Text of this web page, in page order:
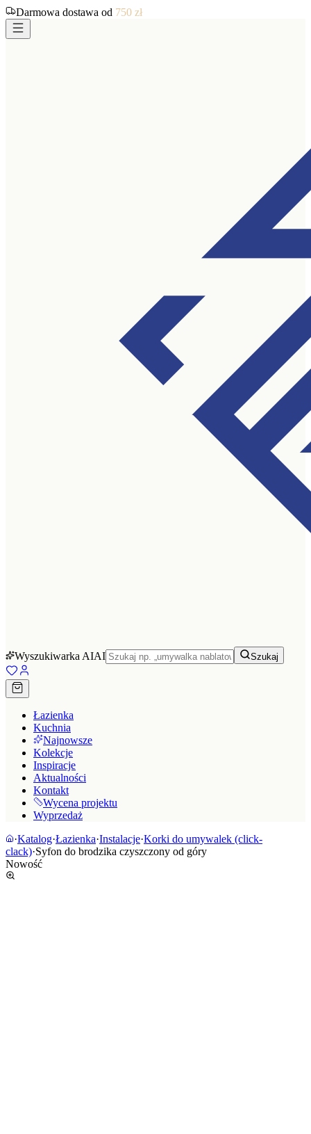
Darmowa dostawa od 750 zł
Wyszukiwarka AIAI Szukaj
Łazienka
Kuchnia
Najnowsze
Kolekcje
Inspiracje
Aktualności
Kontakt
Wycena projektu
Wyprzedaż
·Katalog·Łazienka·Instalacje·Korki do umywalek (click-
clack)·Syfon do brodzika czyszczony od góry
Nowość